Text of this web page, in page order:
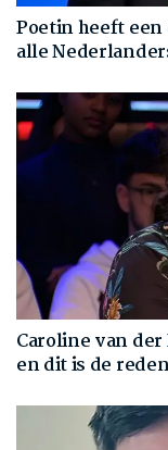
Poetin heeft
alle
Caroline van
en dit is de